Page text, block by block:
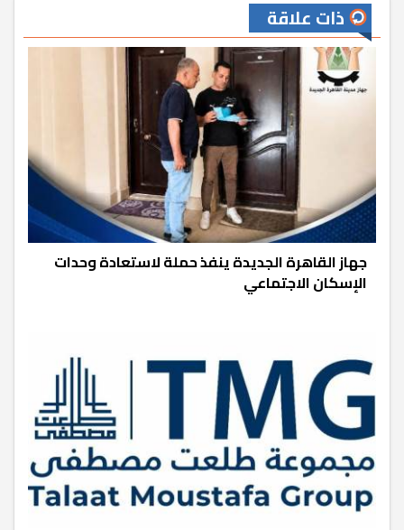
ذات علاقة
جهاز القاهرة الجديدة ينفذ حملة لاستعادة وحدات
الإسكان الاجتماعي